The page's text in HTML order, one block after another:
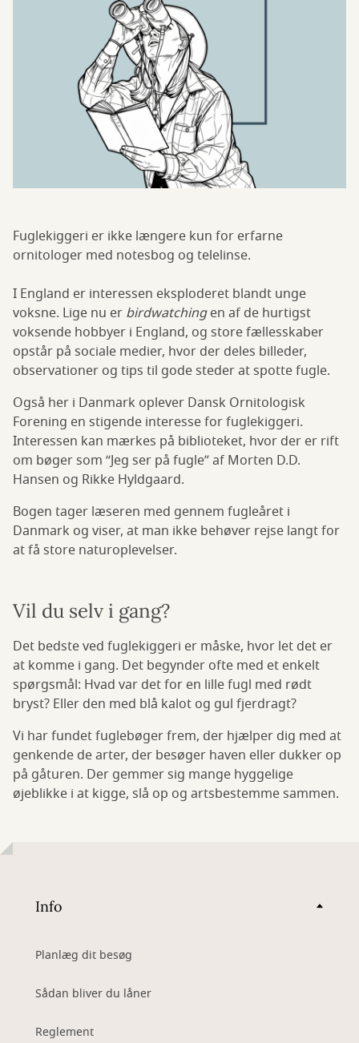
Fuglekiggeri er ikke længere kun for erfarne
ornitologer med notesbog og telelinse.
I England er interessen eksploderet blandt unge
voksne. Lige nu er birdwatchingen af de hurtigst
voksende hobbyer i England, og store fællesskaber
opstår på sociale medier, hvor der deles billeder,
observationer og tips til gode steder at spotte fugle.
Også her i Danmark oplever Dansk Ornitologisk
Forening en stigende interesse for fuglekiggeri.
Interessen kan mærkes på biblioteket, hvor der er rift
om bøger som “Jeg ser på fugle” af Morten D.D.
Hansen og Rikke Hyldgaard.
Bogen tager læseren med gennem fugleåret i
Danmark og viser, at man ikke behøver rejse langt for
at få store naturoplevelser.
Vil du selv i gang?
Det bedste ved fuglekiggeri er måske, hvor let det er
at komme i gang. Det begynder ofte med et enkelt
spørgsmål: Hvad var det for en lille fugl med rødt
bryst? Eller den med blå kalot og gul fjerdragt?
Vi har fundet fuglebøger frem, der hjælper dig med at
genkende de arter, der besøger haven eller dukker op
på gåturen. Der gemmer sig mange hyggelige
øjeblikke i at kigge, slå op og artsbestemme sammen.
Info
Planlæg dit besøg
Sådan bliver du låner
Reglement